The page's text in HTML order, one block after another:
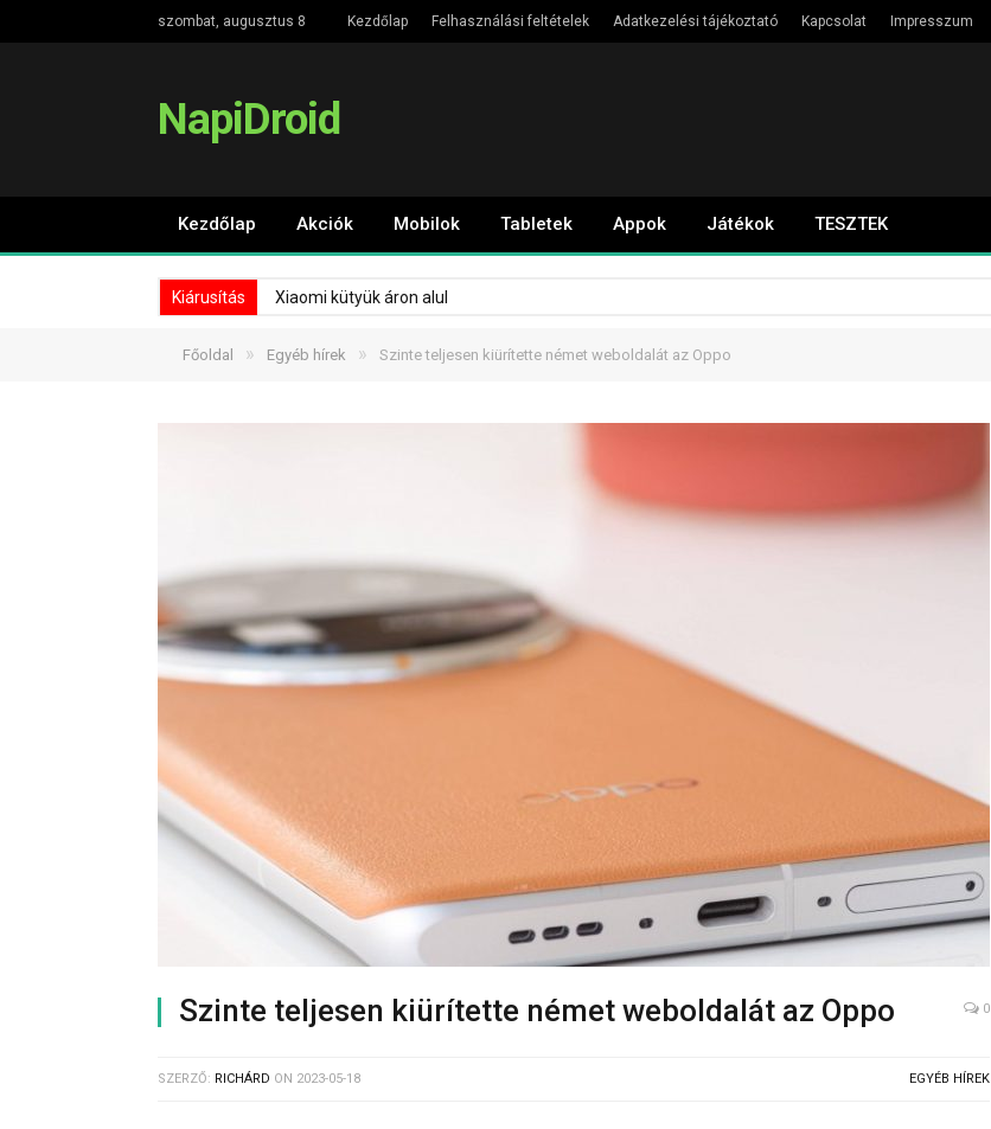
szombat, augusztus 8 Kezdőlap Felhasználási feltételek Adatkezelési tájékoztató Kapcsolat Impresszum
NapiDroid
Kezdőlap Akciók Mobilok Tabletek Appok Játékok TESZTEK
Kiárusítás Xiaomi kütyük áron alul
Főoldal » Egyéb hírek » Szinte teljesen kiürítette német weboldalát az Oppo
Szinte teljesen kiürítette német weboldalát az Oppo 0
SZERZŐ: RICHÁRD ON 2023-05-18 EGYÉB HÍREK